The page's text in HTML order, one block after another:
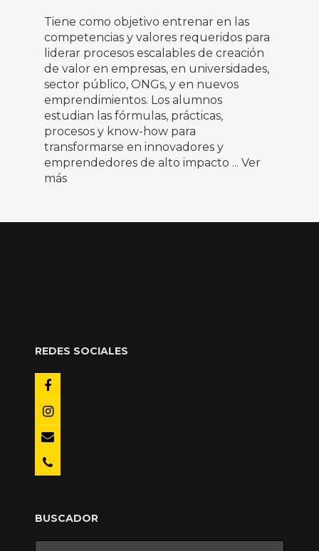
Tiene como objetivo entrenar en las
competencias y valores requeridos para
liderar procesos escalables de creación
de valor en empresas, en universidades,
sector público, ONGs, y en nuevos
emprendimientos. Los alumnos
estudian las fórmulas, prácticas,
procesos y know-how para
transformarse en innovadores y
emprendedores de alto impacto ... Ver
más
REDES SOCIALES
BUSCADOR